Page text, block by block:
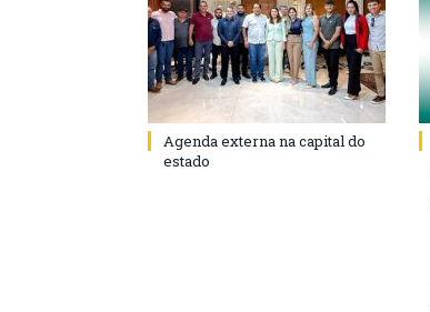
Agenda externa na capital do
estado